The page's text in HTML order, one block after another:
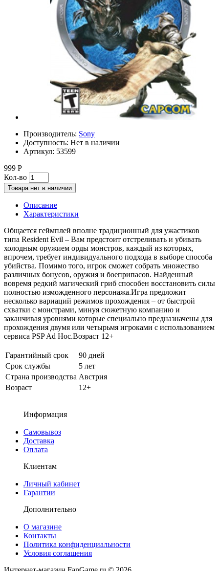
Производитель: Sony
Доступность: Нет в наличии
Артикул: 53599
999 Р
Кол-во
Товара нет в наличии
Описание
Характеристики
Общается геймплей вполне традиционный для ужастиков
типа Resident Evil – Вам предстоит отстреливать и убивать
холодным оружием орды монстров, каждый из которых,
впрочем, требует индивидуального подхода в выборе способа
убийства. Помимо того, игрок сможет собрать множество
различных бонусов, оружия и боеприпасов. Найденный
вовремя редкий магический гриб способен восстановить силы
полностью изможденного персонажа.Игра предложит
несколько вариаций режимов прохождения – от быстрой
схватки с монстрами, минуя сюжетную компанию и
заканчивая уровнями которые специально предназначены для
прохождения двумя или четырьмя игроками с использованием
сервиса PSP Ad Hoc.Возраст 12+
Гарантийный срок
90 дней
Срок службы
5 лет
Страна производства Австрия
Возраст
12+
Информация
Самовывоз
Доставка
Оплата
Клиентам
Личный кабинет
Гарантии
Дополнительно
О магазине
Контакты
Политика конфиденциальности
Условия соглашения